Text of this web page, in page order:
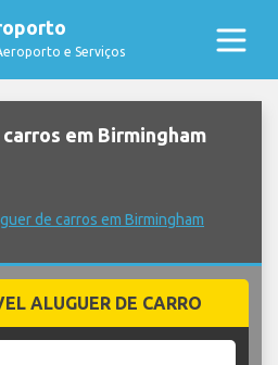
e Serviços
em Birmingham
de carros em Birmingham
ALUGUER DE CARRO